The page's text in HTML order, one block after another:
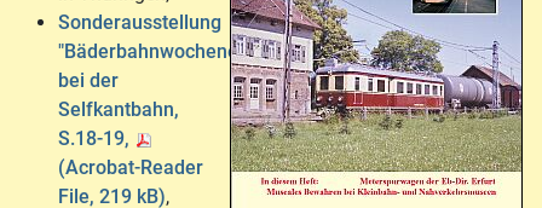
Sonderausstellung
"Bäderbahnwochenende"
bei der
Selfkantbahn,
S.18-19,
(Acrobat-Reader
File, 219 kB),